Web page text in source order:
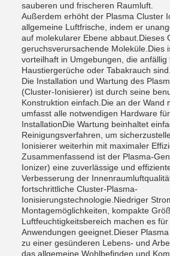
sauberen und frischeren Raumluft.
Außerdem erhöht der Plasma Cluster
allgemeine Luftfrische, indem er
auf molekularer Ebene abbaut.Dieses
geruchsverursachende Moleküle.Dies
vorteilhaft in Umgebungen, die anfällig
Haustiergerüche oder Tabakrauch sind.
Die Installation und Wartung des
(Cluster-Ionisierer) ist durch seine
Konstruktion einfach.Die an der Wand
umfasst alle notwendigen Hardware
InstallationDie Wartung beinhaltet
Reinigungsverfahren, um
Ionisierer weiterhin mit maximaler
Zusammenfassend ist der Plasma-
Ionizer) eine zuverlässige und
Verbesserung der
fortschrittliche Cluster-Plasma-
Ionisierungstechnologie.Niedriger
Montagemöglichkeiten, kompakte
Luftfeuchtigkeitsbereich machen es
Anwendungen geeignet.Dieser
zu einer gesünderen Lebens- und
das allgemeine Wohlbefinden und